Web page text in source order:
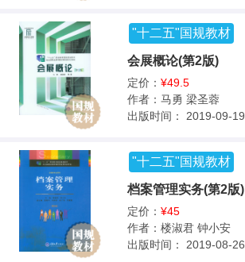
"十二五"国规教材
会展概论(第2版)
定价： ¥49.5
作者： 马勇 梁圣蓉
出版时间：
2019-09-19
"十二五"国规教材
档案管理实务(第2版)
定价： ¥45
作者： 楼淑君 钟小安
出版时间：
2019-08-26